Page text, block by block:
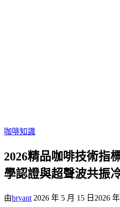
咖啡知識
2026精品咖啡技術指
學認證與超聲波共振
由bryant 2026 年 5 月 15 日 2026